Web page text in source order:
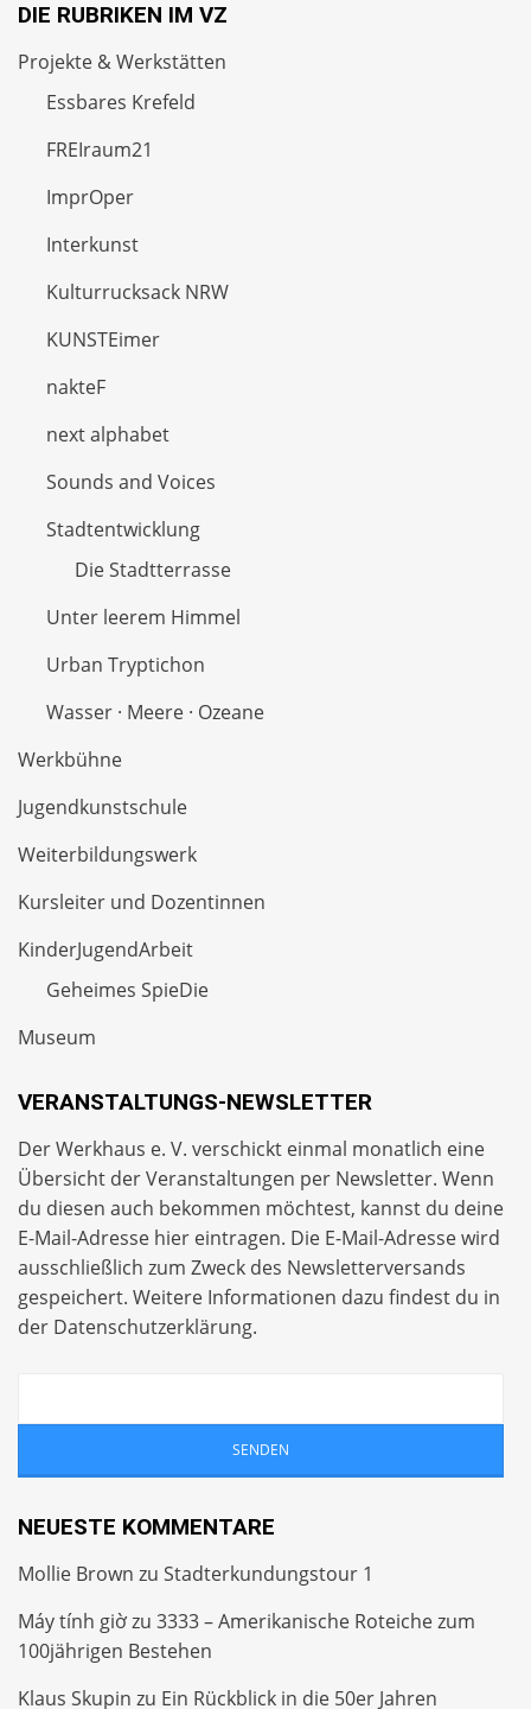
DIE RUBRIKEN IM VZ
Projekte & Werkstätten
Essbares Krefeld
FREIraum21
ImprOper
Interkunst
Kulturrucksack NRW
KUNSTEimer
nakteF
next alphabet
Sounds and Voices
Stadtentwicklung
Die Stadtterrasse
Unter leerem Himmel
Urban Tryptichon
Wasser · Meere · Ozeane
Werkbühne
Jugendkunstschule
Weiterbildungswerk
Kursleiter und Dozentinnen
KinderJugendArbeit
Geheimes SpieDie
Museum
VERANSTALTUNGS-NEWSLETTER
Der Werkhaus e. V. verschickt einmal monatlich eine
Übersicht der Veranstaltungen per Newsletter. Wenn
du diesen auch bekommen möchtest, kannst du deine
E-Mail-Adresse hier eintragen. Die E-Mail-Adresse wird
ausschließlich zum Zweck des Newsletterversands
gespeichert. Weitere Informationen dazu findest du in
der Datenschutzerklärung.
NEUESTE KOMMENTARE
Mollie Brown zu Stadterkundungstour 1
Máy tính giờzu 3333 – Amerikanische Roteiche zum
100jährigen Bestehen
Klaus Skupin zu Ein Rückblick in die 50er Jahren